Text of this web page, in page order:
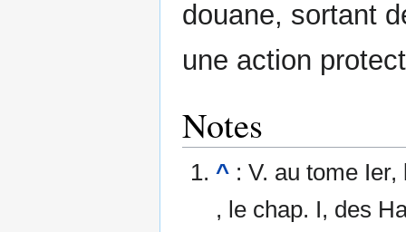
douane, sortant
une action
Notes
^ : V. au tome
, le chap. I, des